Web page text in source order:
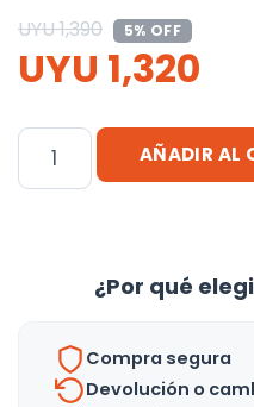
UYU1,390 5% OFF
UYU 1,320
Bloques
Construcción
AÑADIR AL
¿Por qué
Compra segura
Devolución o